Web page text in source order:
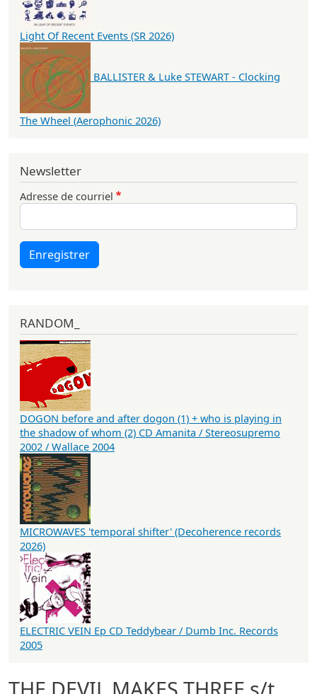
Light Of Recent Events (SR 2026)
BALLISTER & Luke STEWART - Clocking
The Wheel (Aerophonic 2026)
Newsletter
Adresse de courriel
Enregistrer
RANDOM_
DOGON before and after dogon (1) + who is playing in
the shadow of whom (2) CD Amanita / Stereosupremo
2002 / Wallace 2004
MICROWAVES 'temporal shifter' (Decoherence records
2026)
ELECTRIC VEIN Ep CD Teddybear / Dumb Inc. Records
2005